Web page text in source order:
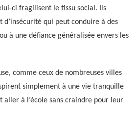
ci fragilisent le tissu social. Ils
qui peut conduire à des
à une défiance généralisée envers les
comme ceux de nombreuses villes
simplement à une vie tranquille
aller à l’école sans craindre pour leur